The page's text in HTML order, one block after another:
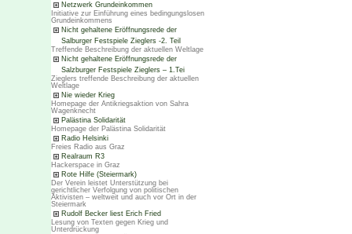
Netzwerk Grundeinkommen
Initiative zur Einführung eines bedingungslosen
Grundeinkommens
Nicht gehaltene Eröffnungsrede der
Salburger Festspiele Zieglers -2. Teil
Treffende Beschreibung der aktuellen Weltlage
Nicht gehaltene Eröffnungsrede der
Salzburger Festspiele Zieglers – 1.Tei
Zieglers treffende Beschreibung der aktuellen
Weltlage
Nie wieder Krieg
Homepage der Antikriegsaktion von Sahra
Wagenknecht
Palästina Solidarität
Homepage der Palästina Solidarität
Radio Helsinki
Freies Radio aus Graz
Realraum R3
Hackerspace in Graz
Rote Hilfe (Steiermark)
Der Verein leistet Unterstützung bei
gerichtlicher Verfolgung von politischen
Aktivisten – weltweit und auch vor Ort in der
Steiermark
Rudolf Becker liest Erich Fried
Lesung von Texten gegen Krieg und
Unterdrückung